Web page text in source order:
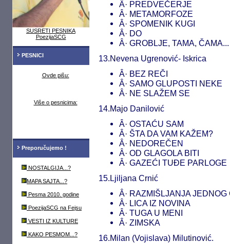
SUSRETI PESNIKA
PoezijaSCG
PESNICI
Ovde pišu:
Više o pesnicima:
Preporučujemo !
NOSTALGIJA...?
MAPA SAJTA...?
Pesma 2010. godine
PoezijaSCG na Fejsu
VESTI IZ KULTURE
KAKO PESMOM...?
Â· PREDVEČERJE
Â· METAMORFOZE
Â· SPOMENIK KUGI
Â· DO
Â· GROBLJE, TAMA, ČAMA...
13.Nevena Ugrenović- Iskrica
Â· BEZ REČI
Â· SAMO GLUPOSTI NEKE
Â· NE SLAŽEM SE
14.Majo Danilović
Â· OSTAĆU SAM
Â· ŠTA DA VAM KAŽEM?
Â· NEDOREČEN
Â· OD GLAGOLA BITI
Â· GAZEĆI TUĐE PARLOGE
15.Ljiljana Crnić
Â· RAZMIŠLJANJA JEDNOG
Â· LICA IZ NOVINA
Â· TUGA U MENI
Â· ZIMSKA
16.Milan (Vojislava) Milutinović.